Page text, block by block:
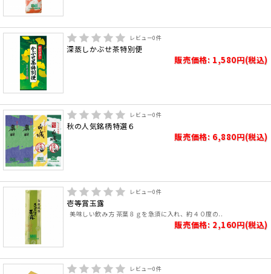
レビュー0件
深蒸しかぶせ茶特別便
販売価格: 1,580円(税込)
レビュー0件
秋の人気銘柄特選６
販売価格: 6,880円(税込)
レビュー0件
壱等賞玉露
美味しい飲み方 茶葉８ｇを急須に入れ、約４０度の..
販売価格: 2,160円(税込)
レビュー0件